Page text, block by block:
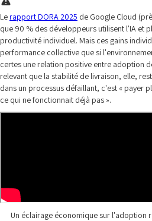
Lerapport DORA 2025 de Google Cloud
que 90 % des développeurs utilisent l'IA et
productivité individuel. Mais ces gains
performance collective que si
certes une relation positive entre adoption
relevant que la stabilité de livraison, elle,
dans un processus défaillant, c'est « payer
ce qui ne fonctionnait déjà pas ».
Un éclairage économique sur l'adoption